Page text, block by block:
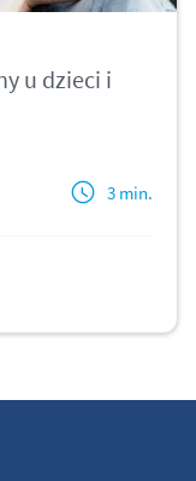
u dzieci i
3 min.